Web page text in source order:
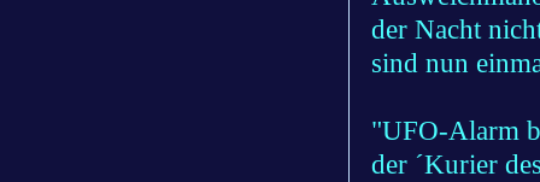
der Nacht
sind nun
"UFO-Alarm
der ´Kurier